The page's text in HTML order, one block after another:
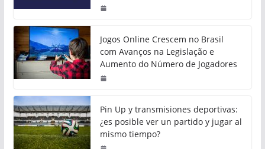
Jogos Online Crescem no Brasil
com Avanços na Legislação e
Aumento do Número de Jogadores
Pin Up y transmisiones deportivas:
¿es posible ver un partido y jugar al
mismo tiempo?